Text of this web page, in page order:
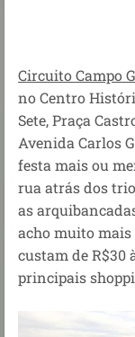
Circuito Campo
no Centro
Sete, Praça
Avenida Carlos
festa mais ou
rua atrás dos
as
acho muito mais
custam de R$30
principais